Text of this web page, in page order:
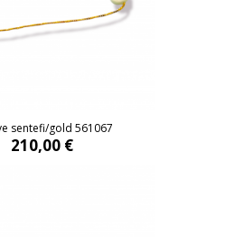
sentefi/gold 561067
210,00 €
sentefi/gold 561067
210,00 €